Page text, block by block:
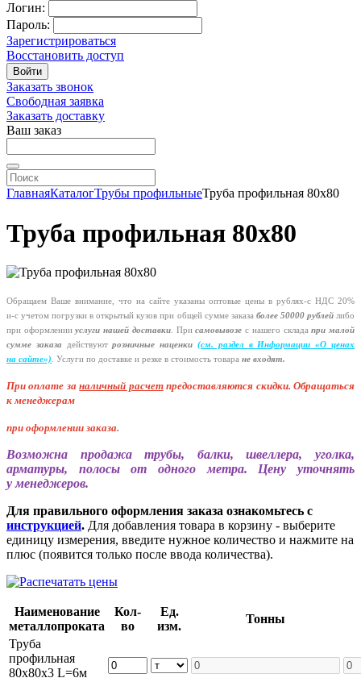
Логин:
Пароль:
Зарегистрироваться
Восстановить доступ
Войти
Заказать звонок
Свободная заявка
Заказать доставку
Ваш заказ
ГлавнаяКаталогТрубы профильныеТруба профильная 80х80
Труба профильная 80х80
Обращаем Ваше внимание, что на сайте указаны оптовые цены в рублях-с НДС 20%
и-с учетом погрузки в открытый кузов при общей сумме заказа более 50000 рублейлибо
при оформленииуслуги нашей доставки. Присамовывозе с нашего складапри малой
сумме заказа
действуютрозничные наценки (см. раздел в Информации «О ценах
на сайте»). Услуги по доставке и резке в стоимость товара не входят.
При оплате заналичный расчет предоставляются скидки. Обращаться
к менеджерам
при оформлении заказа.
Возможна продажа трубы, балки, швеллера, уголка,
арматуры, полосы от одного метра. Цену уточнять
у менеджеров.
Для правильного оформления заказа ознакомьтесь с
инструкцией. Для добавления товара в корзину - выберите
единицу измерения, введите нужное количество и нажмите на
плюс (появится только после ввода количества).
Наименование
металлопроката
Кол-
во
Ед.
изм.
Тонны
Труба
профильная
80х80х3 L=6м